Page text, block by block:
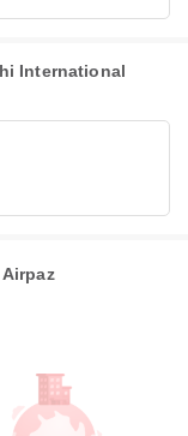
International